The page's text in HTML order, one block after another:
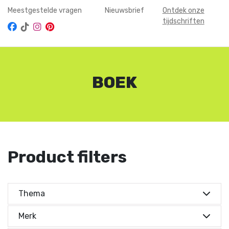
Meestgestelde vragen Nieuwsbrief
Ontdek onze
tijdschriften
BOEK
Product filters
Thema
Kies je thema's
Merk